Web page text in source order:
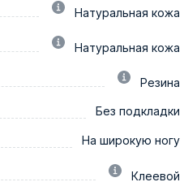
Натуральная кожа
Натуральная кожа
Резина
Без подкладки
На широкую ногу
Клеевой